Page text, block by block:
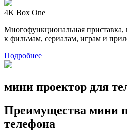
4K Box One
Многофункциональная приставка,
к фильмам, сериалам, играм и
Подробнее
мини проектор для
Преимущества мини
телефона